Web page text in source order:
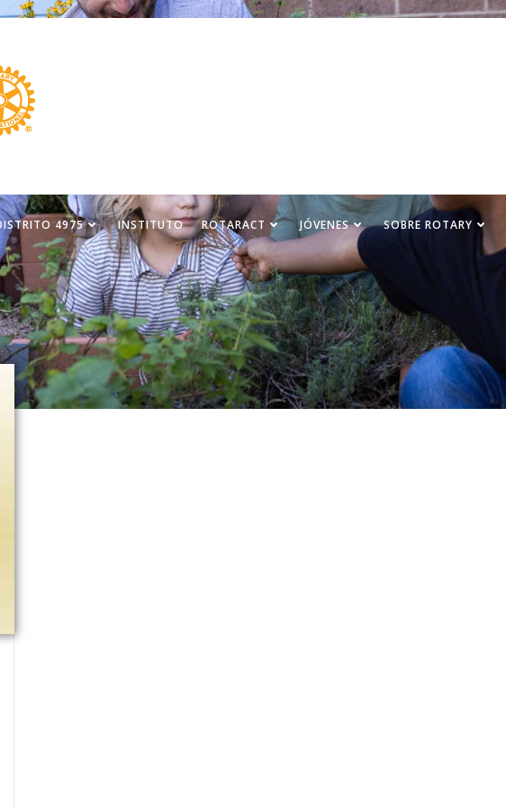
4975 INSTITUTO ROTARACT JÓVENES SOBRE ROTARY